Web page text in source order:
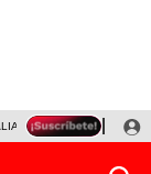
LIMA VS SPORT